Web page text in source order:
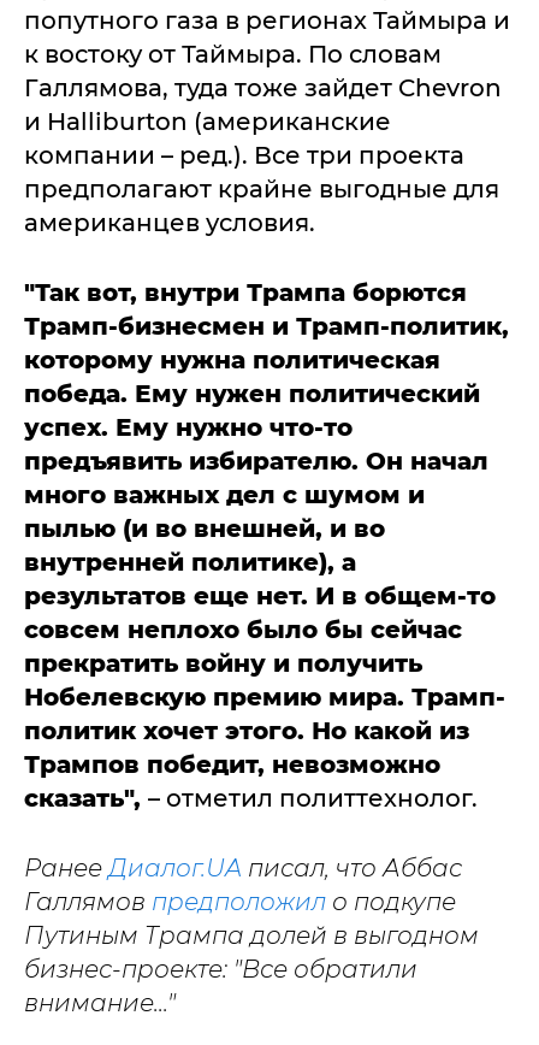
попутного газа в регионах Таймыра и
к востоку от Таймыра. По словам
Галлямова, туда тоже зайдет Chevron
и Halliburton (американские
компании – ред.). Все три проекта
предполагают крайне выгодные для
американцев условия.
"Так вот, внутри Трампа борются
Трамп-бизнесмен и Трамп-политик,
которому нужна политическая
победа. Ему нужен политический
успех. Ему нужно что-то
предъявить избирателю. Он начал
много важных дел с шумом и
пылью (и во внешней, и во
внутренней политике), а
результатов еще нет. И в общем-то
совсем неплохо было бы сейчас
прекратить войну и получить
Нобелевскую премию мира. Трамп-
политик хочет этого. Но какой из
Трампов победит, невозможно
сказать", – отметил политтехнолог.
Ранее Диалог.UA писал, что Аббас
Галлямов предположил о подкупе
Путиным Трампа долей в выгодном
бизнес-проекте: "Все обратили
внимание..."